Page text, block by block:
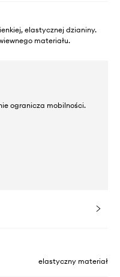
elastycznej dzianiny.
materiału.
ogranicza mobilności.
elastyczny materiał